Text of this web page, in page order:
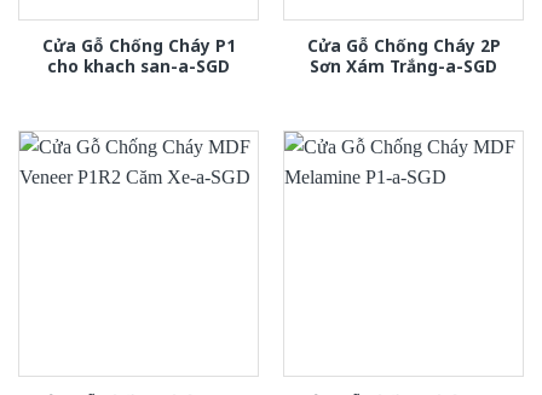
Cửa Gỗ Chống Cháy P1
cho khach san-a-SGD
Cửa Gỗ Chống Cháy 2P
Sơn Xám Trắng-a-SGD